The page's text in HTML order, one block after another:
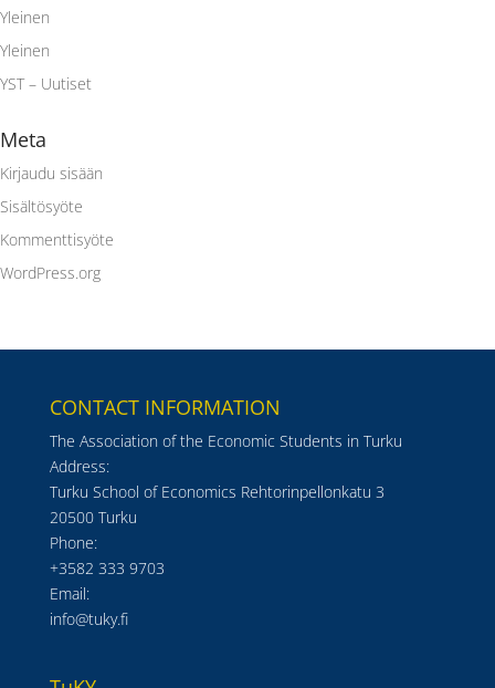
Yleinen
Yleinen
YST – Uutiset
Meta
Kirjaudu sisään
Sisältösyöte
Kommenttisyöte
WordPress.org
CONTACT INFORMATION
The Association of the Economic Students in Turku
Address:
Turku School of Economics Rehtorinpellonkatu 3
20500 Turku
Phone:
+3582 333 9703
Email:
info@tuky.fi